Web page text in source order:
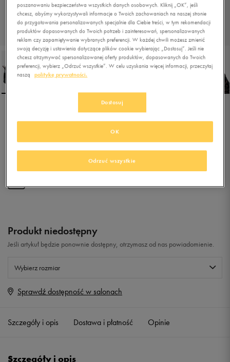
REEBOK ROYAL COMPLETE
0.0(0)
Produkt niedostępny
Jeśli artykuł będzie ponownie dostępny, otrzymasz od nas powiadomienie.
Wybierz rozmiar
Rozmiary EU
40,5
Sprawdź dostępność w salonach
Szczegóły i opis Dostawa i płatność Opinie
Szczegóły i opis
poszanowaniu bezpieczeństwa wszystkich danych osobowych. Kliknij „OK”, jeśli
chcesz, abyśmy wykorzystywali informacje o Twoich zachowaniach na naszej stronie
do przygotowania personalizowanych specjalnie dla Ciebie treści, w tym rekomendacji
produktów dopasowanych do Twoich potrzeb i zainteresowań, spersonalizowanych
reklam czy zapamiętywanie wybranych preferencji. W każdej chwili możesz zmienić
swoją decyzję i ustawienia dotyczące plików cookie wybierając „Dostosuj”. Jeśli nie
chcesz otrzymywać spersonalizowanej oferty produktów, dopasowanych do Twoich
preferencji, wybierz „Odrzuć wszystkie”. W celu uzyskania więcej informacji, przeczytaj
naszą
politykę prywatności.
Dostosuj
Odrzuć wszystkie
OK